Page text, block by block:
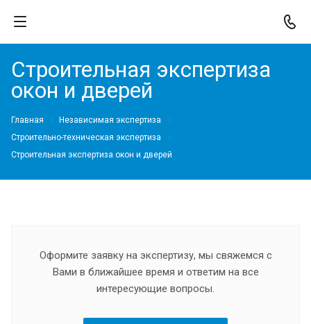
Строительная экспертиза
окон и дверей
Главная
Независимая экспертиза
Строительно-техническая экспертиза
Строительная экспертиза окон и дверей
Оформите заявку на экспертизу, мы свяжемся с
Вами в ближайшее время и ответим на все
интересующие вопросы.